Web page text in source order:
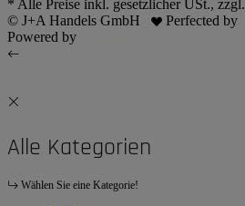
* Alle Preise inkl. gesetzlicher USt., zzgl.
© J+A Handels GmbH
Perfected by
Powered by
Alle Kategorien
Wählen Sie eine Kategorie!